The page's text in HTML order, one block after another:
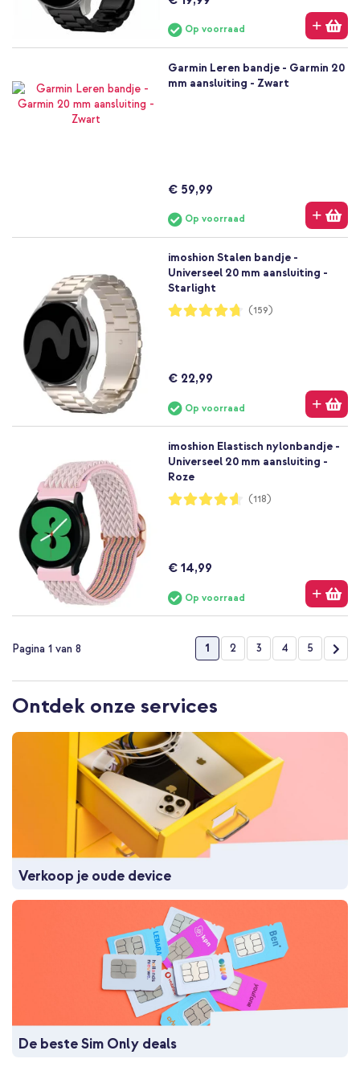
Op voorraad
Garmin Leren bandje - Garmin 20
mm aansluiting - Zwart
€ 59,99
Op voorraad
imoshion Stalen bandje -
Universeel 20 mm aansluiting -
Starlight
Waardering:
94%
(159)
€ 22,99
Op voorraad
imoshion Elastisch nylonbandje -
Universeel 20 mm aansluiting -
Roze
Waardering:
(118)
€ 14,99
Op voorraad
Pagina 1 van 8 Pagina
U lees momenteel pagina
1 Pagina
2 Pagina
3 Pagina
4 Pagina
5
Ontdek onze services
Verkoop je oude device
De beste Sim Only deals